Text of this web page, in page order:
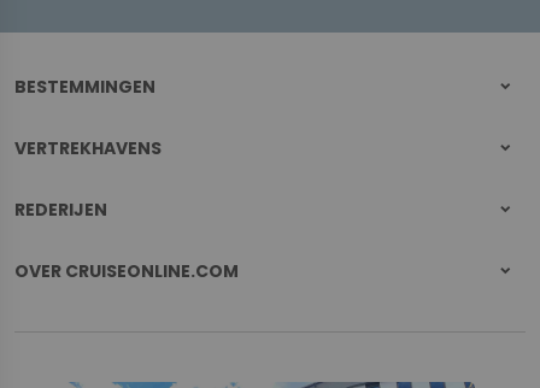
BESTEMMINGEN
VERTREKHAVENS
REDERIJEN
OVER CRUISEONLINE.COM